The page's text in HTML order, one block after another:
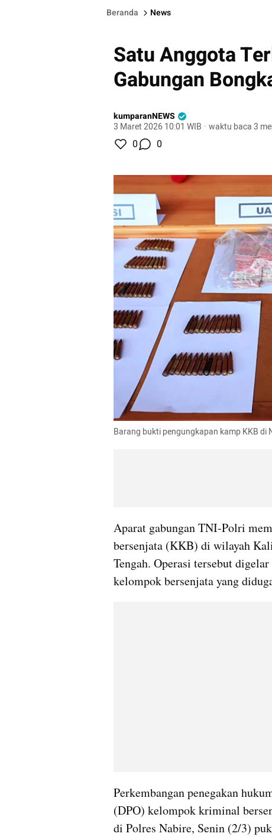
Beranda News
Satu Anggota
Gabungan
kumparanNEWS
3 Maret 2026 10:01 WIB · waktu baca 3
0 0
Barang bukti pengungkapan kamp KKB di
Aparat gabungan TNI-Polri
bersenjata (KKB) di wilayah
Tengah. Operasi tersebut
kelompok bersenjata yang
Perkembangan penegakan
(DPO) kelompok kriminal
di Polres Nabire, Senin (2/3)